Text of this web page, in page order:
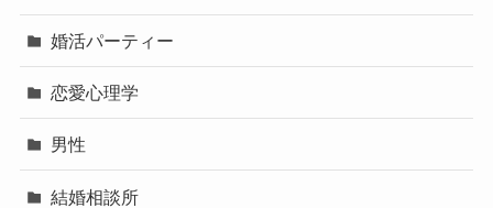
婚活パーティー
恋愛心理学
男性
結婚相談所